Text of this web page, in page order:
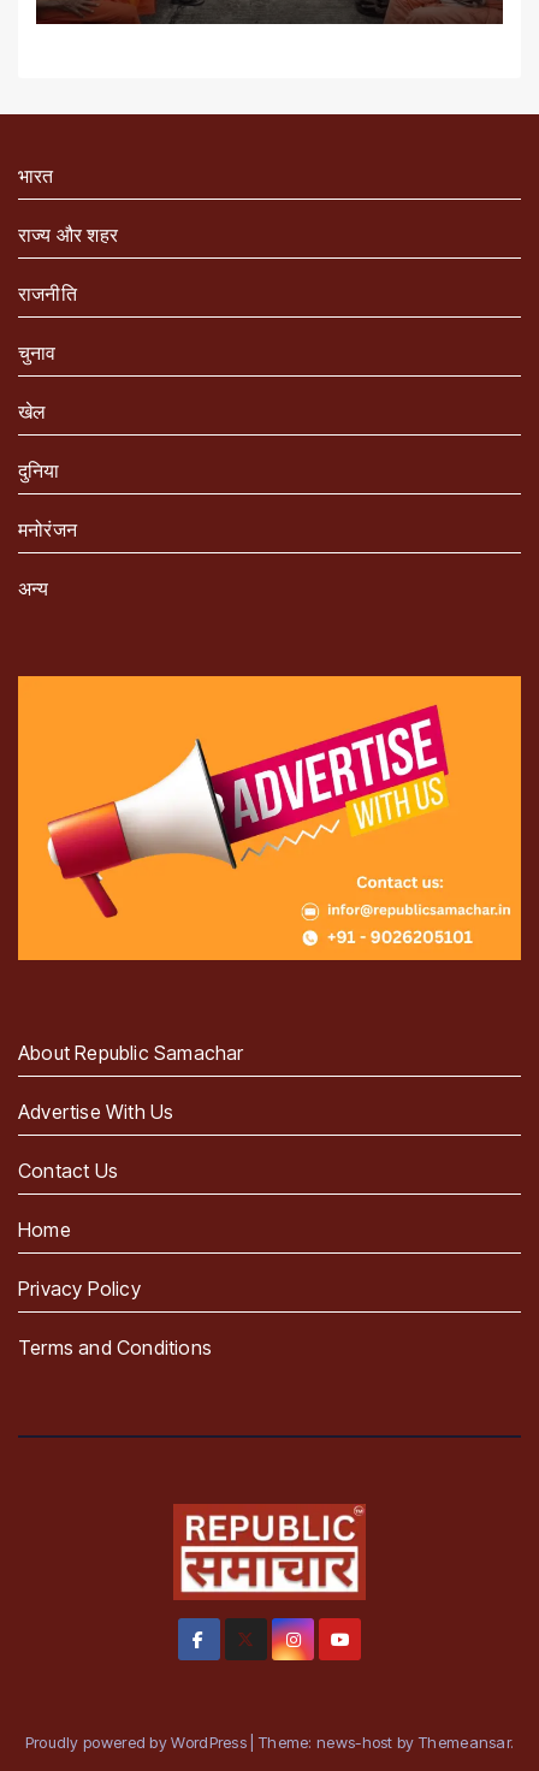
भारत
राज्य और शहर
राजनीति
चुनाव
खेल
दुनिया
मनोरंजन
अन्य
About Republic Samachar
Advertise With Us
Contact Us
Home
Privacy Policy
Terms and Conditions
Proudly powered by WordPress Theme: news-host by Themeansar.